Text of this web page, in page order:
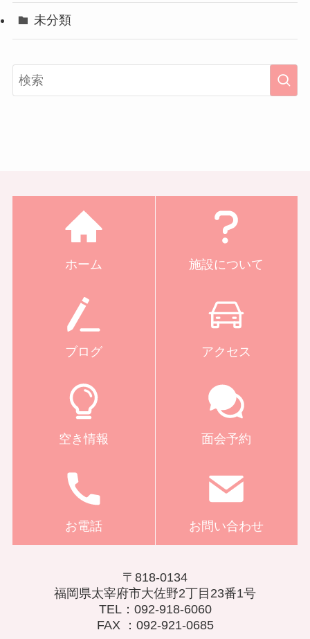
未分類
ホーム 施設について
ブログ アクセス
空き情報 面会予約
お電話 お問い合わせ
〒818-0134
福岡県太宰府市大佐野2丁目23番1号
TEL：092-918-6060
FAX ：092-921-0685